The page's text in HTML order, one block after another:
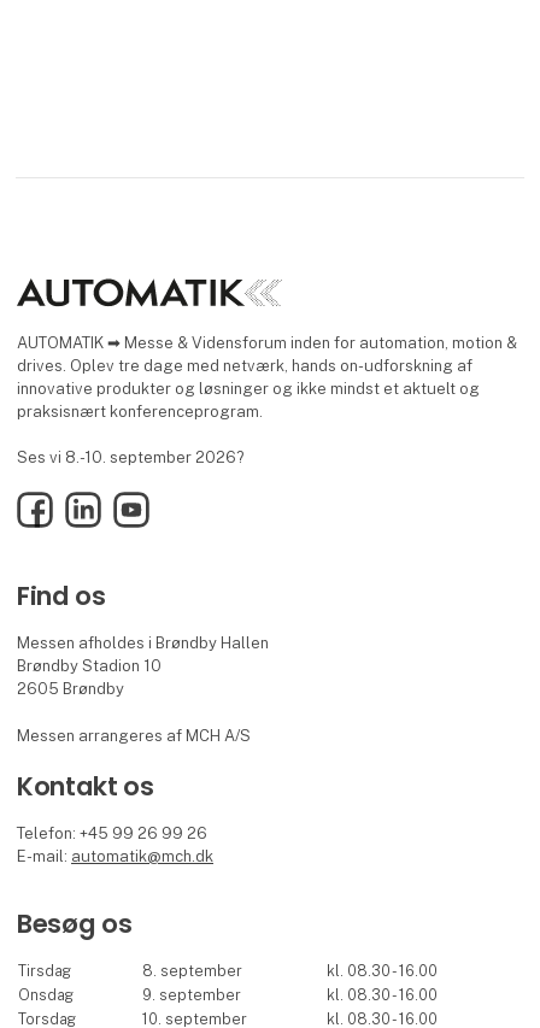
AUTOMATIK ➡ Messe & Vidensforum inden for automation, motion &
drives. Oplev tre dage med netværk, hands on-udforskning af
innovative produkter og løsninger og ikke mindst et aktuelt og
praksisnært konferenceprogram.
Ses vi 8.-10. september 2026?
FacebookLinkedInYouTube
Find os
Messen afholdes i Brøndby Hallen
Brøndby Stadion 10
2605 Brøndby
Messen arrangeres af MCH A/S
Kontakt os
Telefon: +45 99 26 99 26
E-mail: automatik@mch.dk
Besøg os
Tirsdag 8. september
kl. 08.30 - 16.00
Onsdag
9. september
kl. 08.30 - 16.00
Torsdag
10. september kl. 08.30 - 16.00